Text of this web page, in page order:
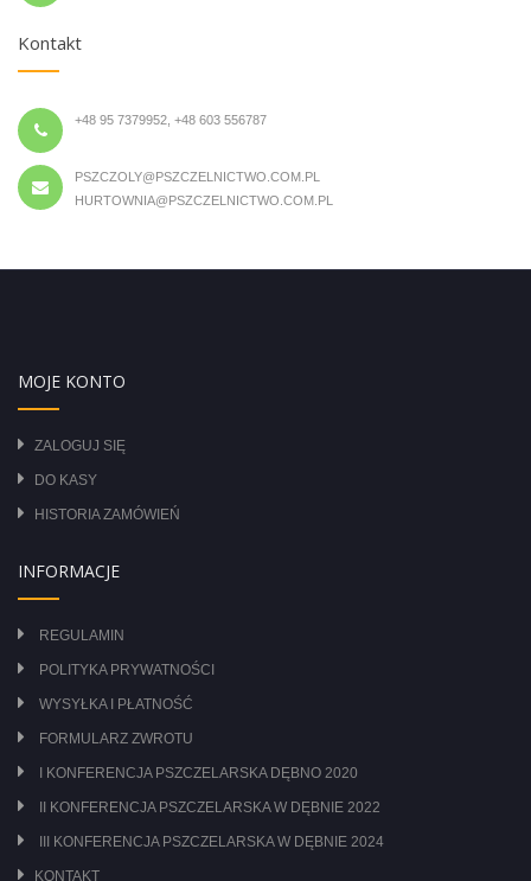
Kontakt
+48 95 7379952, +48 603 556787
PSZCZOLY@PSZCZELNICTWO.COM.PL
HURTOWNIA@PSZCZELNICTWO.COM.PL
MOJE KONTO
ZALOGUJ SIĘ
DO KASY
HISTORIA ZAMÓWIEŃ
INFORMACJE
REGULAMIN
POLITYKA PRYWATNOŚCI
WYSYŁKA I PŁATNOŚĆ
FORMULARZ ZWROTU
I KONFERENCJA PSZCZELARSKA DĘBNO 2020
II KONFERENCJA PSZCZELARSKA W DĘBNIE 2022
III KONFERENCJA PSZCZELARSKA W DĘBNIE 2024
KONTAKT